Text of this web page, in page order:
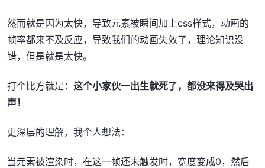
然而就是因为太快，导致元素被瞬间加上css样式，动画的
帧率都来不及反应，导致我们的动画失效了，理论知识没
错，但是就是太快。
打个比方就是： 这个小家伙一出生就死了，都没来得及哭出
声！
更深层的理解，我个人想法：
当元素被渲染时，在这一帧还未触发时，宽度变成0，然后